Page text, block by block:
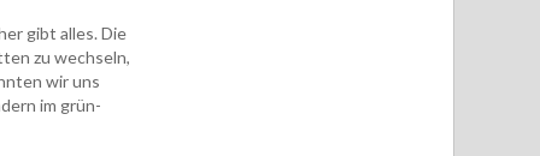
gibt alles. Die
zu wechseln,
wir uns
im grün-